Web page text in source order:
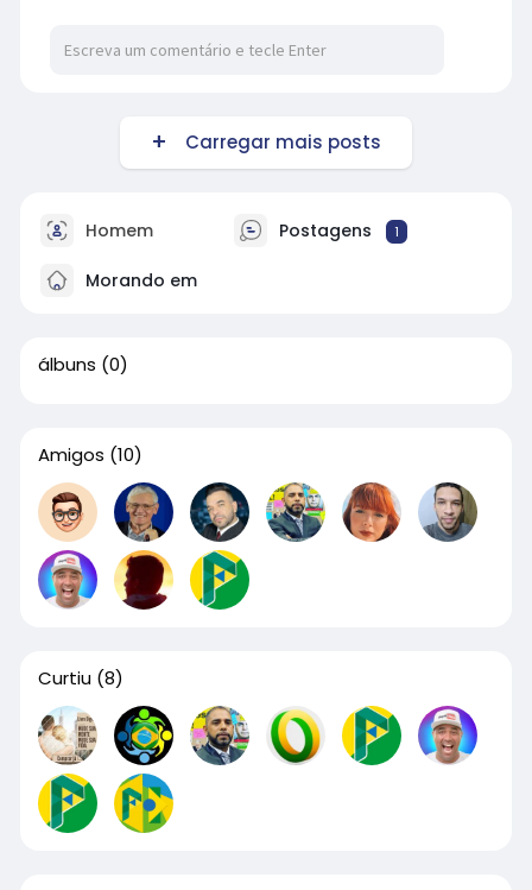
Carregar mais posts
Homem Postagens 1
Morando em
álbuns (0)
Amigos (10)
Curtiu (8)